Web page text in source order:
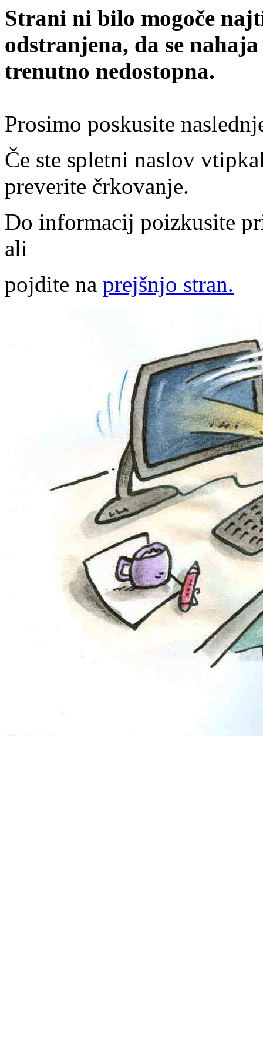
Strani ni bilo mogoče
odstranjena, da se
trenutno nedostopna.
Prosimo poskusite
Če ste spletni naslov
preverite črkovanje.
Do informacij poizkusite
ali
pojdite na prejšnjo stran.